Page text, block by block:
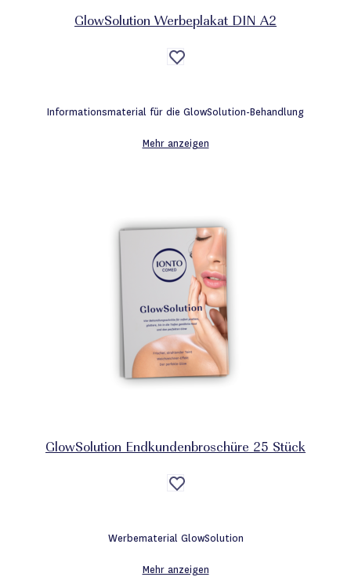
GlowSolution Werbeplakat DIN A2
Auf
die
Informationsmaterial für die GlowSolution-Behandlung
Mehr anzeigen
GlowSolution Endkundenbroschüre 25 Stück
Auf
die
Werbematerial GlowSolution
Mehr anzeigen